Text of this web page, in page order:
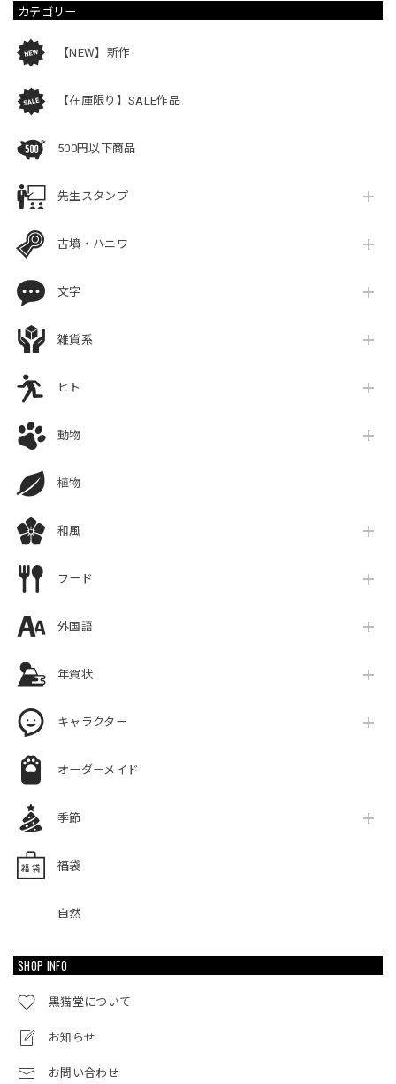
カテゴリー
【NEW】新作
【在庫限り】SALE作品
500円以下商品
先生スタンプ
古墳・ハニワ
文字
雑貨系
ヒト
動物
植物
和風
フード
外国語
年賀状
キャラクター
オーダーメイド
季節
福袋
自然
SHOP INFO
黒猫堂について
お知らせ
お問い合わせ